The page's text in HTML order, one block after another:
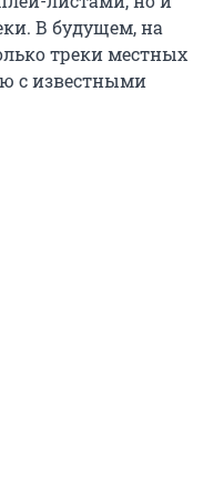
В будущем, на
треки местных
с известными